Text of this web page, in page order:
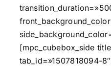
[mpc_cubebox_side
tab_id=»1507818094-